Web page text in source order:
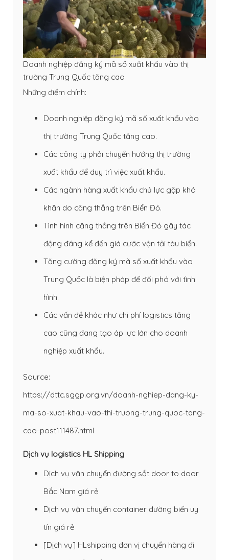
Doanh nghiệp đăng ký mã số xuất khẩu vào thị
trường Trung Quốc tăng cao
Những điểm chính:
Doanh nghiệp đăng ký mã số xuất khẩu vào
thị trường Trung Quốc tăng cao.
Các công ty phải chuyển hướng thị trường
xuất khẩu để duy trì việc xuất khẩu.
Các ngành hàng xuất khẩu chủ lực gặp khó
khăn do căng thẳng trên Biển Đỏ.
Tình hình căng thẳng trên Biển Đỏ gây tác
động đáng kể đến giá cước vận tải tàu biển.
Tăng cường đăng ký mã số xuất khẩu vào
Trung Quốc là biện pháp để đối phó với tình
hình.
Các vấn đề khác như chi phí logistics tăng
cao cũng đang tạo áp lực lớn cho doanh
nghiệp xuất khẩu.
Source:
https://dttc.sggp.org.vn/doanh-nghiep-dang-ky-
ma-so-xuat-khau-vao-thi-truong-trung-quoc-tang-
cao-post111487.html
Dịch vụ logistics HL Shipping
Dịch vụ vận chuyển đường sắt door to door
Bắc Nam giá rẻ
Dịch vụ vận chuyển container đường biển uy
tín giá rẻ
[Dịch vụ] HLshipping đơn vị chuyển hàng đi